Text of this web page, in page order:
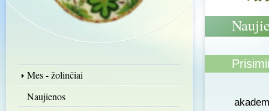
Mes - žolinčiai
Naujienos